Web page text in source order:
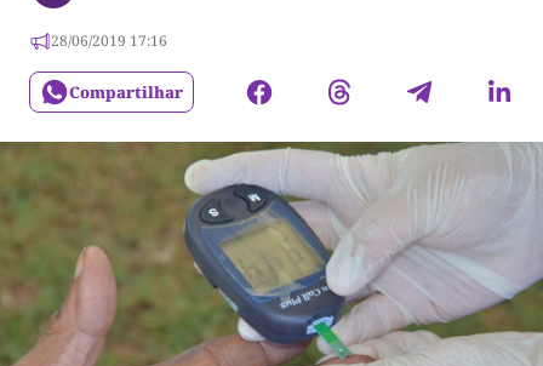
28/06/2019 17:16
Compartilhar